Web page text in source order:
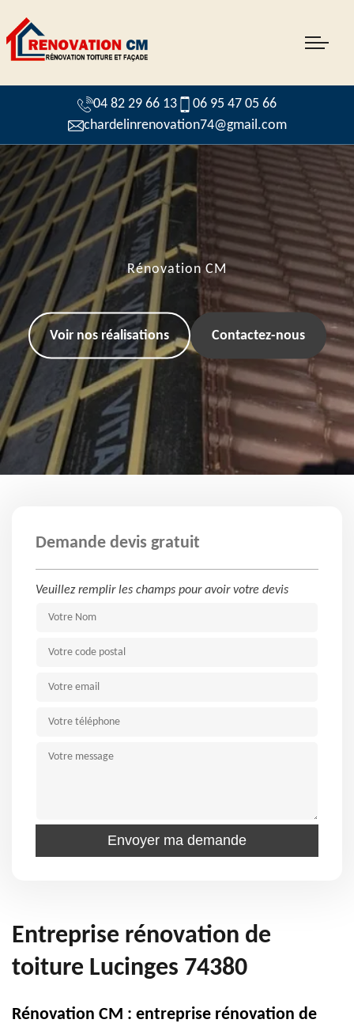
04 82 29 66 13
06 95 47 05 66
chardelinrenovation74@gmail.com
Rénovation CM
Voir nos réalisations Contactez-nous
Demande devis gratuit
Veuillez remplir les champs pour avoir votre devis
Entreprise rénovation de
toiture Lucinges 74380
Rénovation CM : entreprise rénovation de